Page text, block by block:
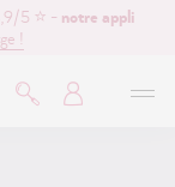
5 ⭐ - notre appli
!